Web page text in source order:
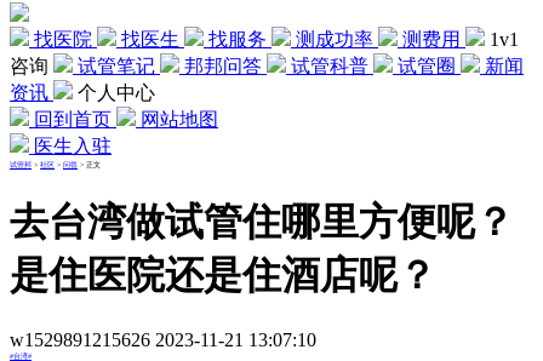
找医院 找医生 找服务 测成功率 测费用
1v1
咨询
试管笔记 邦邦问答 试管科普 试管圈
新闻
资讯
个人中心
回到首页
网站地图
医生入驻
试管邦 > 社区 > 问答 > 正文
去台湾做试管住哪里方便呢？
是住医院还是住酒店呢？
w1529891215626 2023-11-21 13:07:10
#台湾#